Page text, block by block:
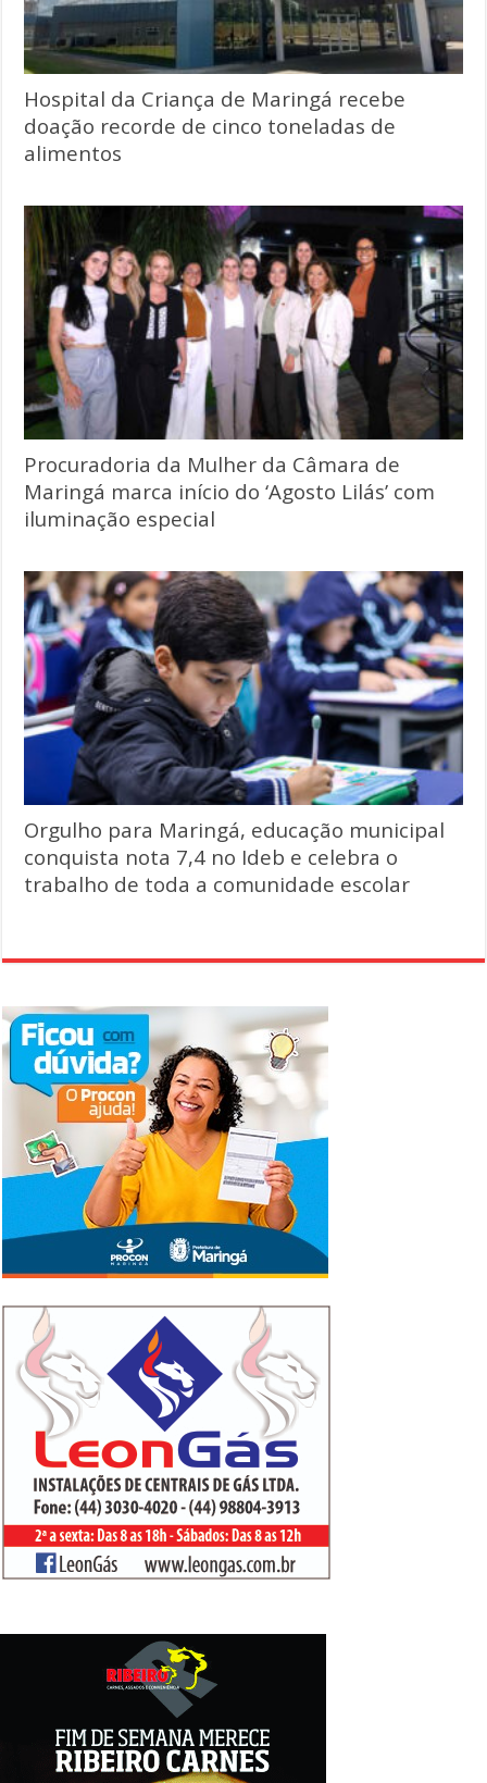
Hospital da Criança de Maringá recebe
doação recorde de cinco toneladas de
alimentos
Procuradoria da Mulher da Câmara de
Maringá marca início do ‘Agosto Lilás’ com
iluminação especial
Orgulho para Maringá, educação municipal
conquista nota 7,4 no Ideb e celebra o
trabalho de toda a comunidade escolar